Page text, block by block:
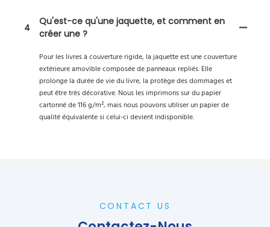
4
Qu'est-ce qu'une jaquette, et comment en
créer une ?
Pour les livres à couverture rigide, la jaquette est une couverture
extérieure amovible composée de panneaux repliés. Elle
prolonge la durée de vie du livre, la protège des dommages et
peut être très décorative. Nous les imprimons sur du papier
cartonné de 116 g/m², mais nous pouvons utiliser un papier de
qualité équivalente si celui-ci devient indisponible.
CONTACT US